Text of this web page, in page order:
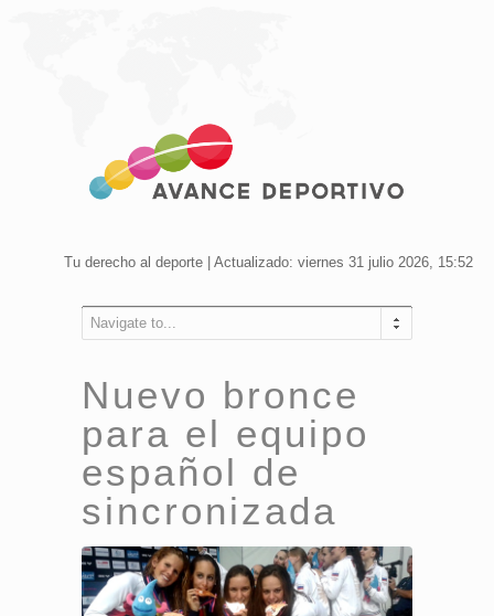
Tu derecho al deporte | Actualizado: viernes 31 julio 2026, 15:52
Navigate to...
Nuevo bronce
para el equipo
español de
sincronizada